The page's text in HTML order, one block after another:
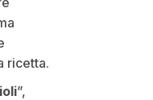
ricetta.
”,